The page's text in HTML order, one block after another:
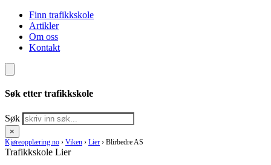
Finn trafikkskole
Artikler
Om oss
Kontakt
Søk etter trafikkskole
Søk
×
Kjøreopplæring.no › Viken › Lier › Blirbedre AS
Trafikkskole Lier